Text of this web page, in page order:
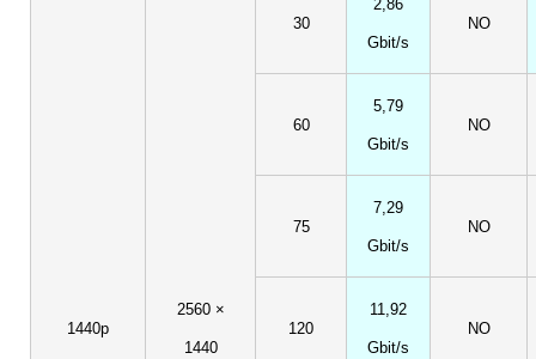
1440p
2560 ×
1440
30
2,86
Gbit/s
NO
60
5,79
Gbit/s
NO
75
7,29
Gbit/s
NO
120
11,92
Gbit/s
NO